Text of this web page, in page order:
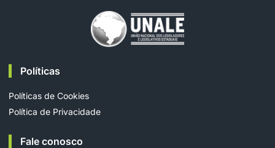
Políticas
Políticas de Cookies
Política de Privacidade
Fale conosco